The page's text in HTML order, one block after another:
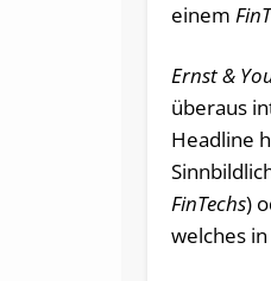
einem
Ernst &
überaus
Headline
FinTechs)
welches